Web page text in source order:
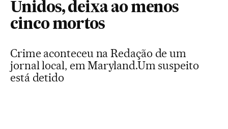
Unidos, deixa ao menos
cinco mortos
Crime aconteceu na Redação de um
jornal local, em Maryland.Um suspeito
está detido